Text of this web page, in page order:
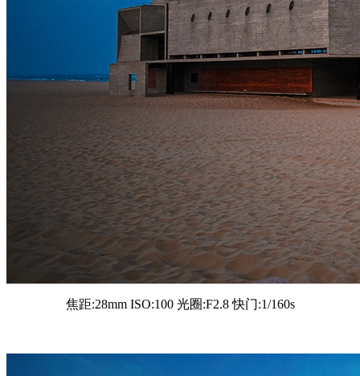
焦距:28mm ISO:100 光圈:F2.8 快门:1/160s